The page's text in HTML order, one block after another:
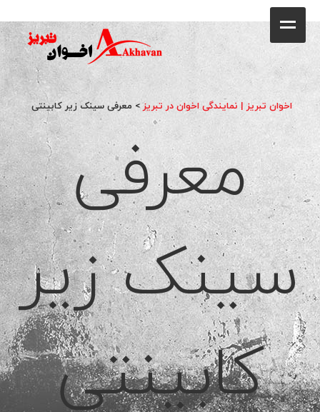
فروشگاه
محصولات
جشنواره فروش ویژه
کاتالوگ
گالری
وبلاگ
تماس با ما
اخوان تبریز | نمایندگی اخوان در تبریز> معرفی سینک زیر کابینتی
معرفی
سینک زیر
کابینتی